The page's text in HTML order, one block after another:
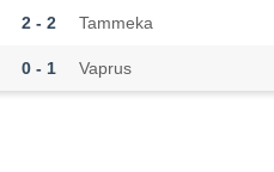
2 - 2 Tammeka
0 - 1 Vaprus